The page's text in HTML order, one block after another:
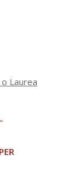
Laurea